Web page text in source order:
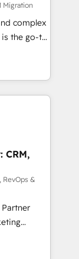
of
Would
Migration
complex
is the go-to
to
specialize
and
NetSuite,
and
Hubs. -
CRM,
RevOps &
data